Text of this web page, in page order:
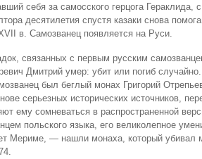
себя за самосского герцога Гераклида,
десятилетия спустя казаки снова
в. Самозванец появляется на Руси.
связанных с первым русским
Дмитрий умер: убит или погиб
был беглый монах Григорий
серьезных исторических источников,
ему сомневаться в распространенной
польского языка, его великолепное
Мериме, — нашли монаха, который убивал